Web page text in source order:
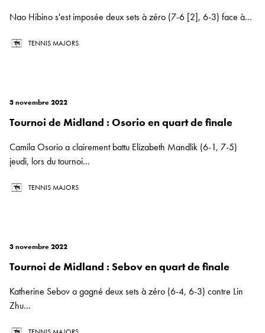
Nao Hibino s'est imposée deux sets à zéro (7-6 [2], 6-3) face à...
TENNIS MAJORS
3 novembre 2022
Tournoi de Midland : Osorio en quart de finale
Camila Osorio a clairement battu Elizabeth Mandlik (6-1, 7-5)
jeudi, lors du tournoi...
TENNIS MAJORS
3 novembre 2022
Tournoi de Midland : Sebov en quart de finale
Katherine Sebov a gagné deux sets à zéro (6-4, 6-3) contre Lin
Zhu...